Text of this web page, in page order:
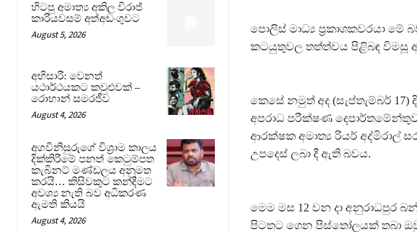
හිටපු අමාත්‍ය අකිල විරාජ්
කාරියවසම් අත්අඩංගුවට
August 5, 2026
අභිසාරී: වෙනත්
යථාර්ථයකට කවුළුවක් –
රොහාන් සමරජීව
August 4, 2026
අගවිනිසුරුගේ විශ්‍රාම කාලය
දික්කිරීමේ පනත් කෙටුම්පත
කැබිනට් මණ්ඩලය අනුමත
කරයි… කිසිවකුට කන්දීමට
අවශ්‍ය නැති බව අධිකරණ
ඇමති කියයි
August 4, 2026
පොලිස් මාධ්‍ය ප්‍රකාශකවරයා මේ
කටයුතුවල තත්ත්වය පිළිබඳ විමසූ
කෙසේ නමුත් අද (සැප්තැම්බර් 17)
අපරාධ පරීක්ෂණ
ආරක්ෂක අමාත්‍ය රියර් අද්මිරාල්
උපදෙස් ලබා දී ඇති බවය.
මෙම මස 12 වන දා අනුරාධපුර
පිටතට ගෙන පිස්තෝලයක් තබා